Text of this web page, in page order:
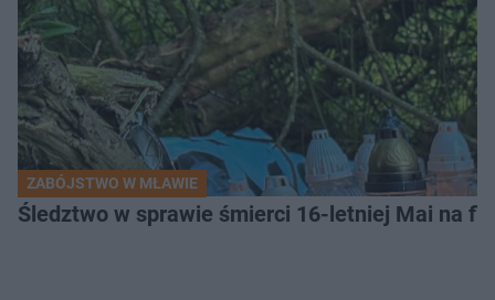
ZABÓJSTWO W MŁAWIE
Śledztwo w sprawie śmierci 16-letniej Mai na